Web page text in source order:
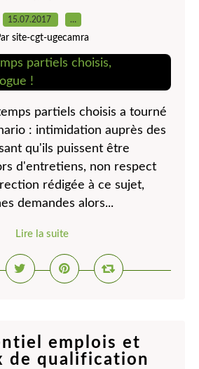
15.07.2017 …
site-cgt-ugecamra
partiels choisis a tourné
: intimidation auprès des
qu'ils puissent être
d'entretiens, non respect
rédigée à ce sujet,
demandes alors...
Lire la suite
emplois et
de qualification